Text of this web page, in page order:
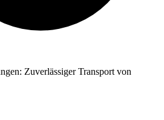
Zuverlässiger Transport von